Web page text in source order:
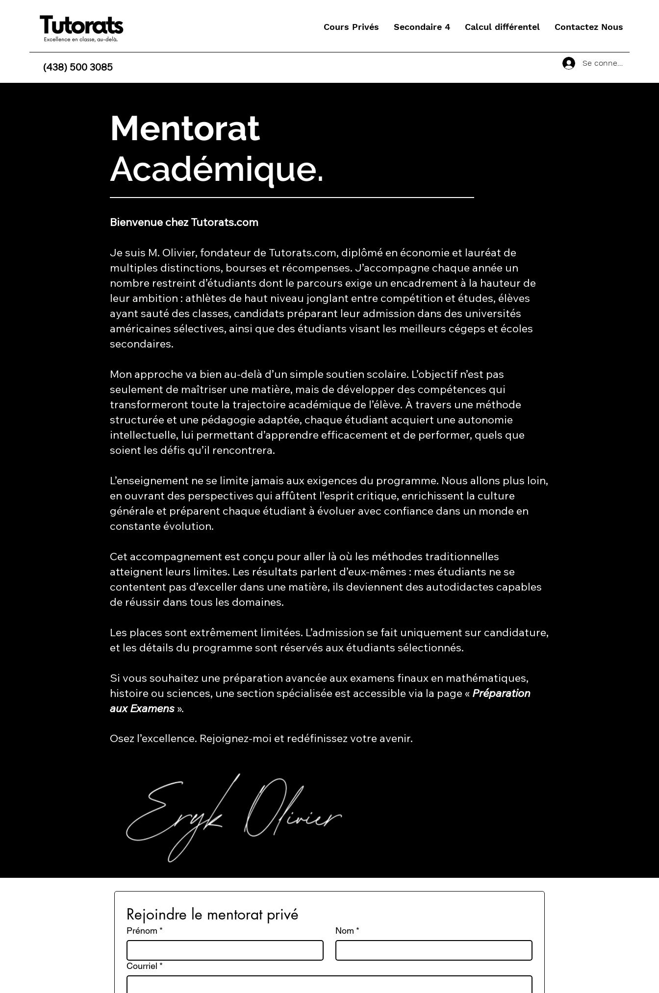
(438) 500 3085
Cours Privés Secondaire 4 Calcul différentel Contactez Nous
Se connecter
Mentorat
Académique.
Bienvenue chez Tutorats.com
Je suis M. Olivier, fondateur de Tutorats.com, diplômé en économie et lauréat de
multiples distinctions, bourses et récompenses. J’accompagne chaque année un
nombre restreint d’étudiants dont le parcours exige un encadrement à la hauteur de
leur ambition : athlètes de haut niveau jonglant entre compétition et études, élèves
ayant sauté des classes, candidats préparant leur admission dans des universités
américaines sélectives, ainsi que des étudiants visant les meilleurs cégeps et écoles
secondaires.
Mon approche va bien au-delà d’un simple soutien scolaire. L’objectif n’est pas
seulement de maîtriser une matière, mais de développer des compétences qui
transformeront toute la trajectoire académique de l’élève. À travers une méthode
structurée et une pédagogie adaptée, chaque étudiant acquiert une autonomie
intellectuelle, lui permettant d’apprendre efficacement et de performer, quels que
soient les défis qu’il rencontrera.
L’enseignement ne se limite jamais aux exigences du programme. Nous allons plus loin,
en ouvrant des perspectives qui affûtent l’esprit critique, enrichissent la culture
générale et préparent chaque étudiant à évoluer avec confiance dans un monde en
constante évolution.
Cet accompagnement est conçu pour aller là où les méthodes traditionnelles
atteignent leurs limites. Les résultats parlent d’eux-mêmes : mes étudiants ne se
contentent pas d’exceller dans une matière, ils deviennent des autodidactes capables
de réussir dans tous les domaines.
Les places sont extrêmement limitées. L’admission se fait uniquement sur candidature,
et les détails du programme sont réservés aux étudiants sélectionnés.
Si vous souhaitez une préparation avancée aux examens finaux en mathématiques,
histoire ou sciences, une section spécialisée est accessible via la page « Préparation
aux Examens ».
Osez l’excellence. Rejoignez-moi et redéfinissez votre avenir.
Rejoindre le mentorat privé
Prénom * Nom *
Courriel *